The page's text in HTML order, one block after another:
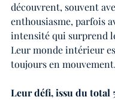
découvrent, souvent
enthousiasme, parfois
intensité qui surprend
Leur monde intérieur
toujours en mouvement.
Leur défi, issu du total